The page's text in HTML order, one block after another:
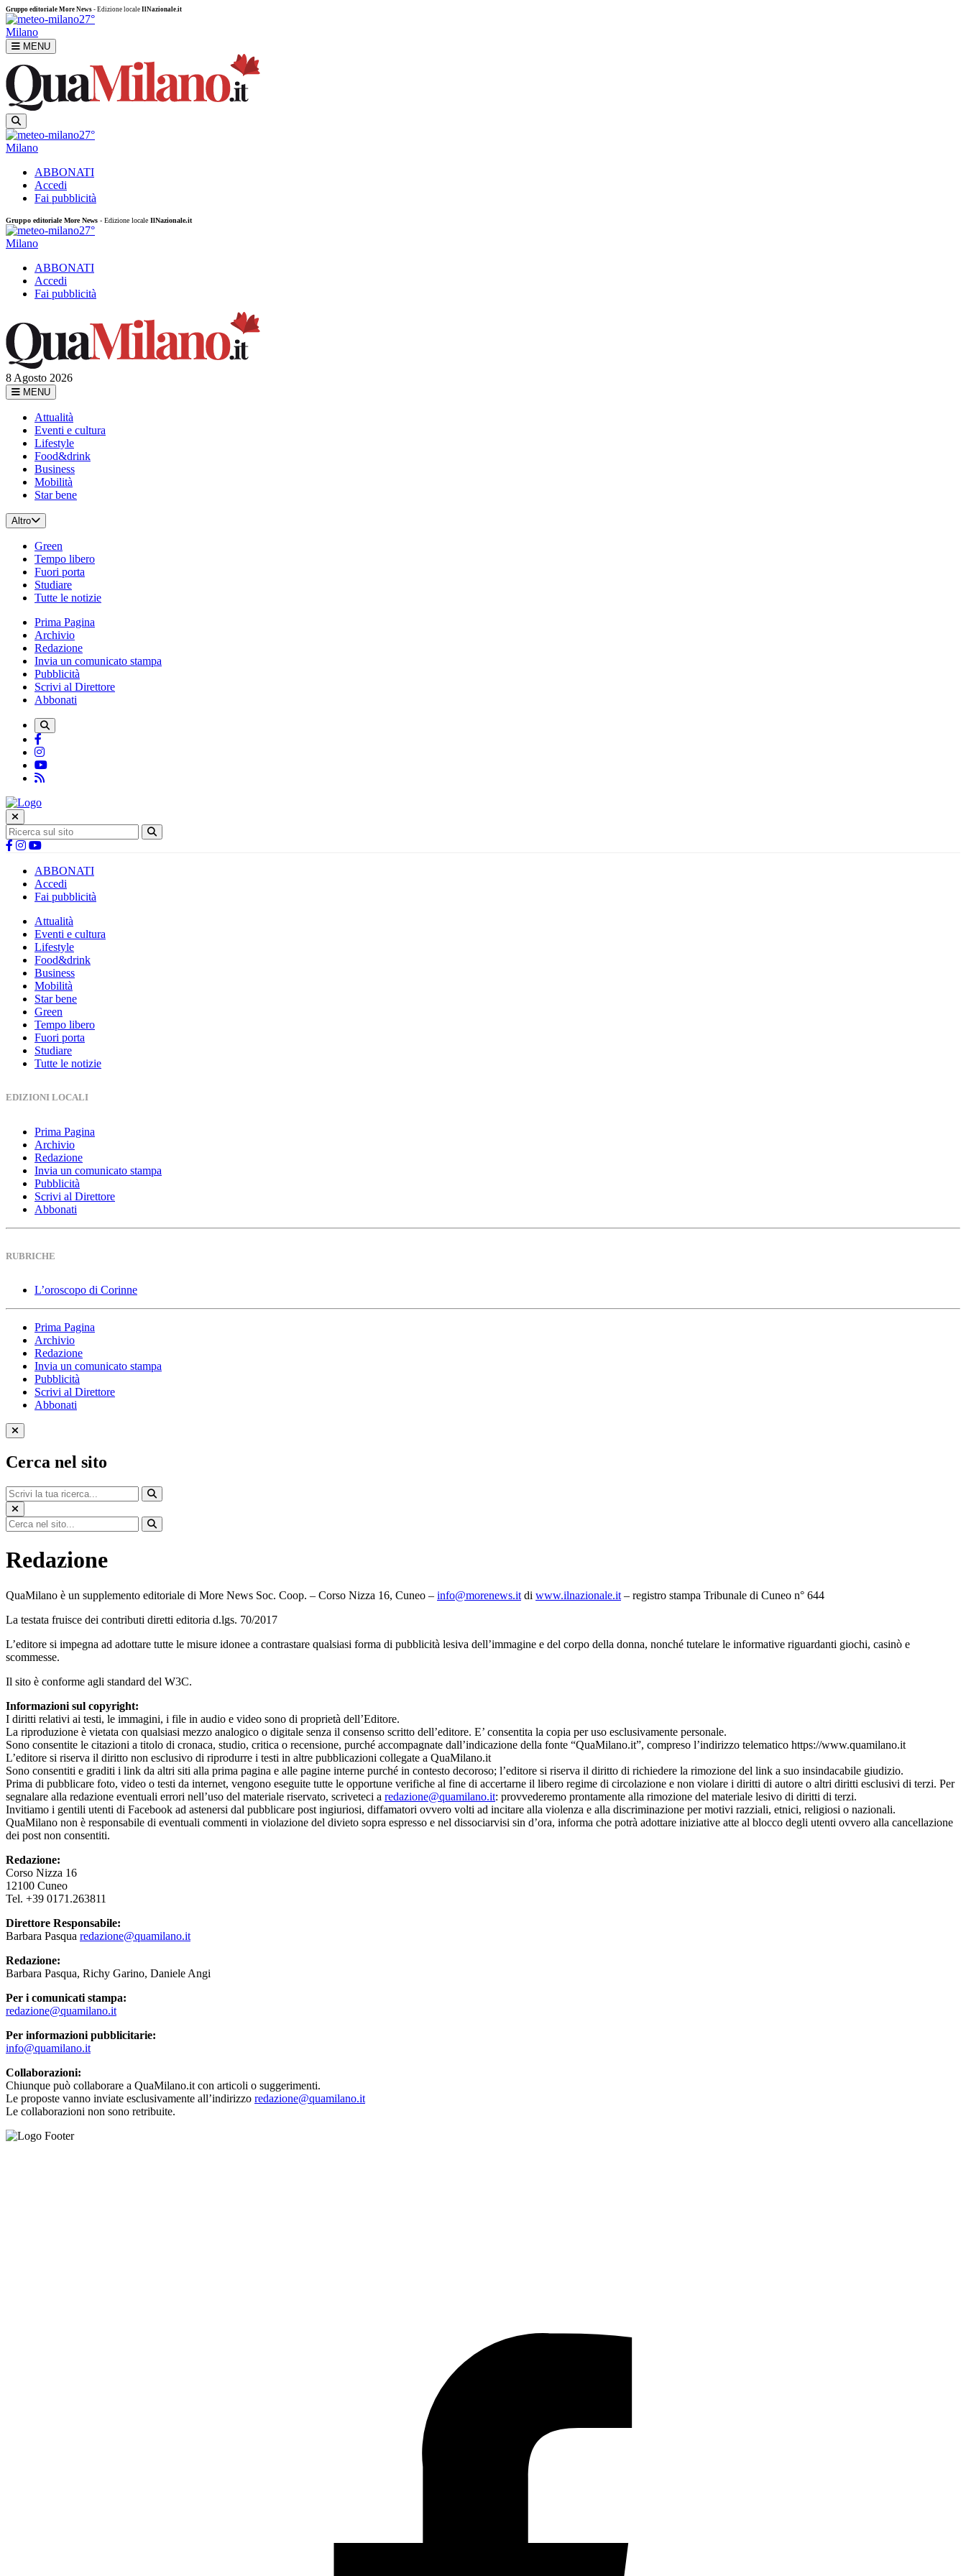
Gruppo editoriale More News - Edizione locale IlNazionale.it
27°
Milano
MENU
27°
Milano
ABBONATI
Accedi
Fai pubblicità
Gruppo editoriale More News - Edizione locale IlNazionale.it
27°
Milano
ABBONATI
Accedi
Fai pubblicità
8 Agosto 2026
MENU
Attualità
Eventi e cultura
Lifestyle
Food&drink
Business
Mobilità
Star bene
Altro
Green
Tempo libero
Fuori porta
Studiare
Tutte le notizie
Prima Pagina
Archivio
Redazione
Invia un comunicato stampa
Pubblicità
Scrivi al Direttore
Abbonati
ABBONATI
Accedi
Fai pubblicità
Attualità
Eventi e cultura
Lifestyle
Food&drink
Business
Mobilità
Star bene
Green
Tempo libero
Fuori porta
Studiare
Tutte le notizie
EDIZIONI LOCALI
Prima Pagina
Archivio
Redazione
Invia un comunicato stampa
Pubblicità
Scrivi al Direttore
Abbonati
RUBRICHE
L’oroscopo di Corinne
Prima Pagina
Archivio
Redazione
Invia un comunicato stampa
Pubblicità
Scrivi al Direttore
Abbonati
Cerca nel sito
Redazione
QuaMilano è un supplemento editoriale di More News Soc. Coop. – Corso Nizza 16, Cuneo – info@morenews.it di www.ilnazionale.it – registro stampa Tribunale di Cuneo n° 644
La testata fruisce dei contributi diretti editoria d.lgs. 70/2017
L’editore si impegna ad adottare tutte le misure idonee a contrastare qualsiasi forma di pubblicità lesiva dell’immagine e del corpo della donna, nonché tutelare le informative riguardanti giochi, casinò e
scommesse.
Il sito è conforme agli standard del W3C.
Informazioni sul copyright:
I diritti relativi ai testi, le immagini, i file in audio e video sono di proprietà dell’Editore.
La riproduzione è vietata con qualsiasi mezzo analogico o digitale senza il consenso scritto dell’editore. E’ consentita la copia per uso esclusivamente personale.
Sono consentite le citazioni a titolo di cronaca, studio, critica o recensione, purché accompagnate dall’indicazione della fonte “QuaMilano.it”, compreso l’indirizzo telematico https://www.quamilano.it
L’editore si riserva il diritto non esclusivo di riprodurre i testi in altre pubblicazioni collegate a QuaMilano.it
Sono consentiti e graditi i link da altri siti alla prima pagina e alle pagine interne purché in contesto decoroso; l’editore si riserva il diritto di richiedere la rimozione del link a suo insindacabile giudizio.
Prima di pubblicare foto, video o testi da internet, vengono eseguite tutte le opportune verifiche al fine di accertarne il libero regime di circolazione e non violare i diritti di autore o altri diritti esclusivi di terzi. Per
segnalare alla redazione eventuali errori nell’uso del materiale riservato, scriveteci a redazione@quamilano.it: provvederemo prontamente alla rimozione del materiale lesivo di diritti di terzi.
Invitiamo i gentili utenti di Facebook ad astenersi dal pubblicare post ingiuriosi, diffamatori ovvero volti ad incitare alla violenza e alla discriminazione per motivi razziali, etnici, religiosi o nazionali.
QuaMilano non è responsabile di eventuali commenti in violazione del divieto sopra espresso e nel dissociarvisi sin d’ora, informa che potrà adottare iniziative atte al blocco degli utenti ovvero alla cancellazione
dei post non consentiti.
Redazione:
Corso Nizza 16
12100 Cuneo
Tel. +39 0171.263811
Direttore Responsabile:
Barbara Pasqua redazione@quamilano.it
Redazione:
Barbara Pasqua, Richy Garino, Daniele Angi
Per i comunicati stampa:
redazione@quamilano.it
Per informazioni pubblicitarie:
info@quamilano.it
Collaborazioni:
Chiunque può collaborare a QuaMilano.it con articoli o suggerimenti.
Le proposte vanno inviate esclusivamente all’indirizzo redazione@quamilano.it
Le collaborazioni non sono retribuite.